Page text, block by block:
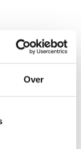
Over
cijfers en